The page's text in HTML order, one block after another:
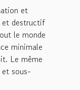
et
et destructif
le monde
minimale
Le même
et sous-